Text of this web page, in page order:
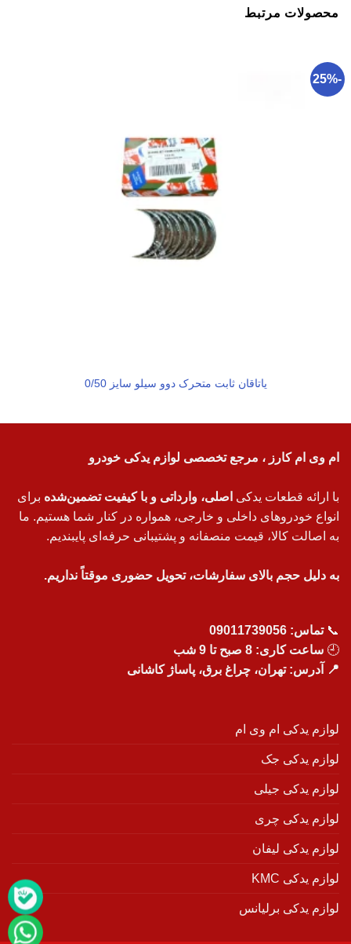
محصولات مرتبط
-25%
یاتاقان ثابت متحرک دوو سیلو سایز 0/50
ام وی ام کارز ، مرجع تخصصی لوازم یدکی خودرو
با ارائه قطعات یدکی اصلی، وارداتی و با کیفیت تضمین‌شده برای
انواع خودروهای داخلی و خارجی، همواره در کنار شما هستیم. ما
به اصالت کالا، قیمت منصفانه و پشتیبانی حرفه‌ای پایبندیم.
به دلیل حجم بالای سفارشات، تحویل حضوری موقتاً نداریم.
📞تماس: 09011739056
🕘 ساعت کاری: 8 صبح تا 9 شب
📍 آدرس: تهران، چراغ برق، پاساژ کاشانی
لوازم یدکی ام وی ام
لوازم یدکی جک
لوازم یدکی جیلی
لوازم یدکی چری
لوازم یدکی لیفان
لوازم یدکی KMC
لوازم یدکی برلیانس